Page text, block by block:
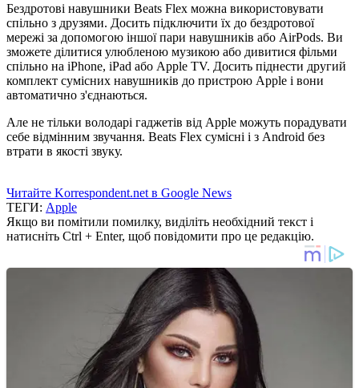
Бездротові навушники Beats Flex можна використовувати
спільно з друзями. Досить підключити їх до бездротової
мережі за допомогою іншої пари навушників або AirPods. Ви
зможете ділитися улюбленою музикою або дивитися фільми
спільно на iPhone, iPad або Apple TV. Досить піднести другий
комплект сумісних навушників до пристрою Apple і вони
автоматично з'єднаються.
Але не тільки володарі гаджетів від Apple можуть порадувати
себе відмінним звучання. Beats Flex сумісні і з Android без
втрати в якості звуку.
Читайте Korrespondent.net в Google News
ТЕГИ: Apple
Якщо ви помітили помилку, виділіть необхідний текст і
натисніть Ctrl + Enter, щоб повідомити про це редакцію.